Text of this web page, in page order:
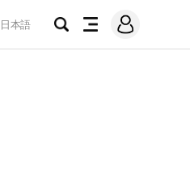
日本語
검
전
메
그